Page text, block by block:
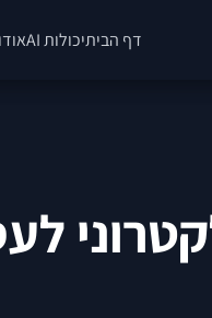
דף הביתיכולות AI